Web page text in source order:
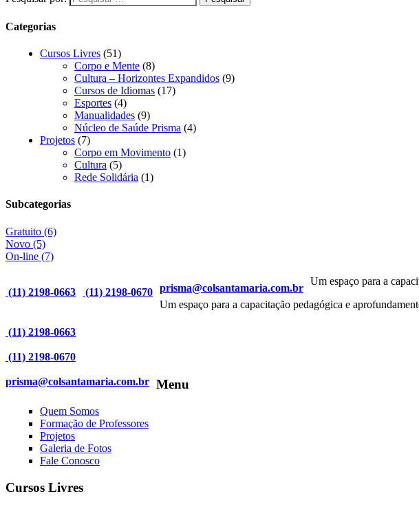
Categorias
Cursos Livres (51)
Corpo e Mente (8)
Cultura – Horizontes Expandidos (9)
Cursos de Idiomas (17)
Esportes (4)
Manualidades (9)
Núcleo de Saúde Prisma (4)
Projetos (7)
Corpo em Movimento (1)
Cultura (5)
Rede Solidária (1)
Subcategorias
Gratuito (6)
Novo (5)
On-line (7)
Um espaço para a
(11) 2198-0663
(11) 2198-0670 prisma@colsantamaria.com.br
Um espaço para a capacitação pedagógica e
(11) 2198-0663
(11) 2198-0670
prisma@colsantamaria.com.br Menu
Quem Somos
Formação de Professores
Projetos
Galeria de Fotos
Fale Conosco
Cursos Livres